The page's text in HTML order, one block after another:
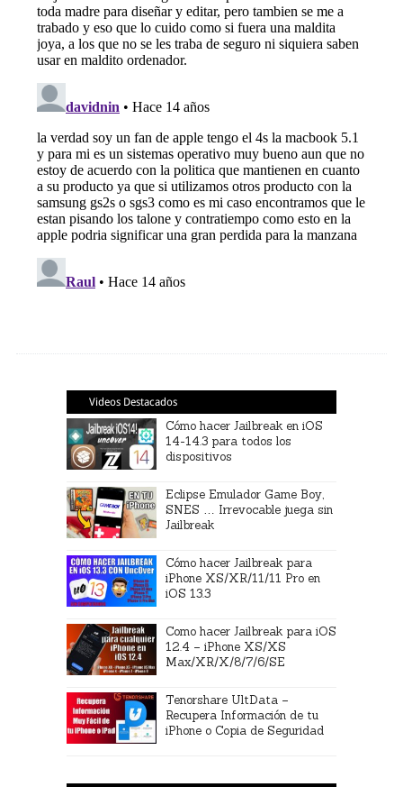
Videos Destacados
Cómo hacer Jailbreak en iOS
14-14.3 para todos los
dispositivos
Eclipse Emulador Game Boy,
SNES … Irrevocable juega sin
Jailbreak
Cómo hacer Jailbreak para
iPhone XS/XR/11/11 Pro en
iOS 13.3
Como hacer Jailbreak para iOS
12.4 – iPhone XS/XS
Max/XR/X/8/7/6/SE
Tenorshare UltData –
Recupera Información de tu
iPhone o Copia de Seguridad